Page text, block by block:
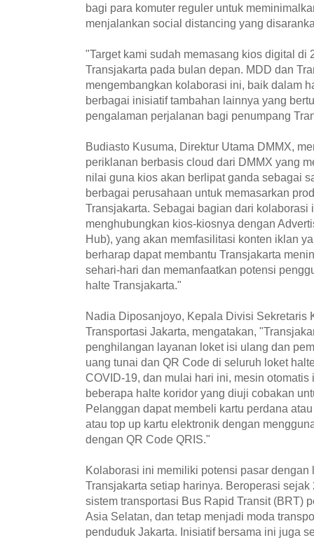
bagi para komuter reguler untuk
menjalankan social distancing yang
"Target kami sudah memasang kios digital di
Transjakarta pada bulan depan. MDD dan
mengembangkan kolaborasi ini, baik dalam
berbagai inisiatif tambahan lainnya yang
pengalaman perjalanan bagi penumpang
Budiasto Kusuma, Direktur Utama DMMX,
periklanan berbasis cloud dari DMMX yang
nilai guna kios akan berlipat ganda sebagai
berbagai perusahaan untuk memasarkan
Transjakarta. Sebagai bagian dari kolaborasi
menghubungkan kios-kiosnya dengan
Hub), yang akan memfasilitasi konten iklan
berharap dapat membantu Transjakarta
sehari-hari dan memanfaatkan potensi
halte Transjakarta."
Nadia Diposanjoyo, Kepala Divisi Sekretaris
Transportasi Jakarta, mengatakan,
penghilangan layanan loket isi ulang dan
uang tunai dan QR Code di seluruh loket
COVID-19, dan mulai hari ini, mesin
beberapa halte koridor yang diuji cobakan
Pelanggan dapat membeli kartu perdana
atau top up kartu elektronik dengan
dengan QR Code QRIS."
Kolaborasi ini memiliki potensi pasar
Transjakarta setiap harinya. Beroperasi
sistem transportasi Bus Rapid Transit (BRT)
Asia Selatan, dan tetap menjadi moda
penduduk Jakarta. Inisiatif bersama ini juga